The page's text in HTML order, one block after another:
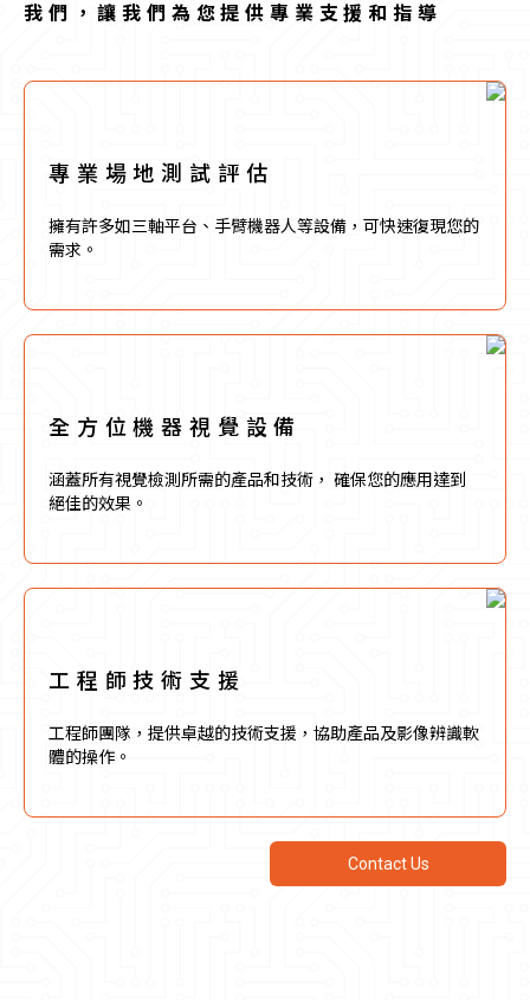
我們，讓我們為您提供專業支援和指導
專 業 場 地 測 試 評 估
擁有許多如三軸平台、手臂機器人等設備，可快速復現您的
需求。
全 方 位 機 器 視 覺 設 備
涵蓋所有視覺檢測所需的產品和技術， 確保您的應用達到
絕佳的效果。
工 程 師 ​技 術 支 援
工程師團隊，提供卓越的技術支援，協助產品及影像辨識軟
體的操作。
Contact Us